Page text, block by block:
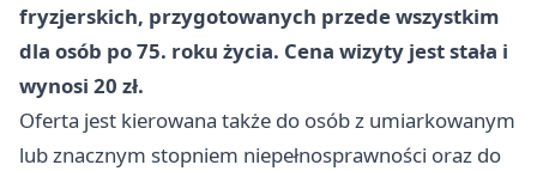
fryzjerskich, przygotowanych przede wszystkim
dla osób po 75. roku życia. Cena wizyty jest stała i
wynosi 20 zł.
Oferta jest kierowana także do osób z umiarkowanym
lub znacznym stopniem niepełnosprawności oraz do